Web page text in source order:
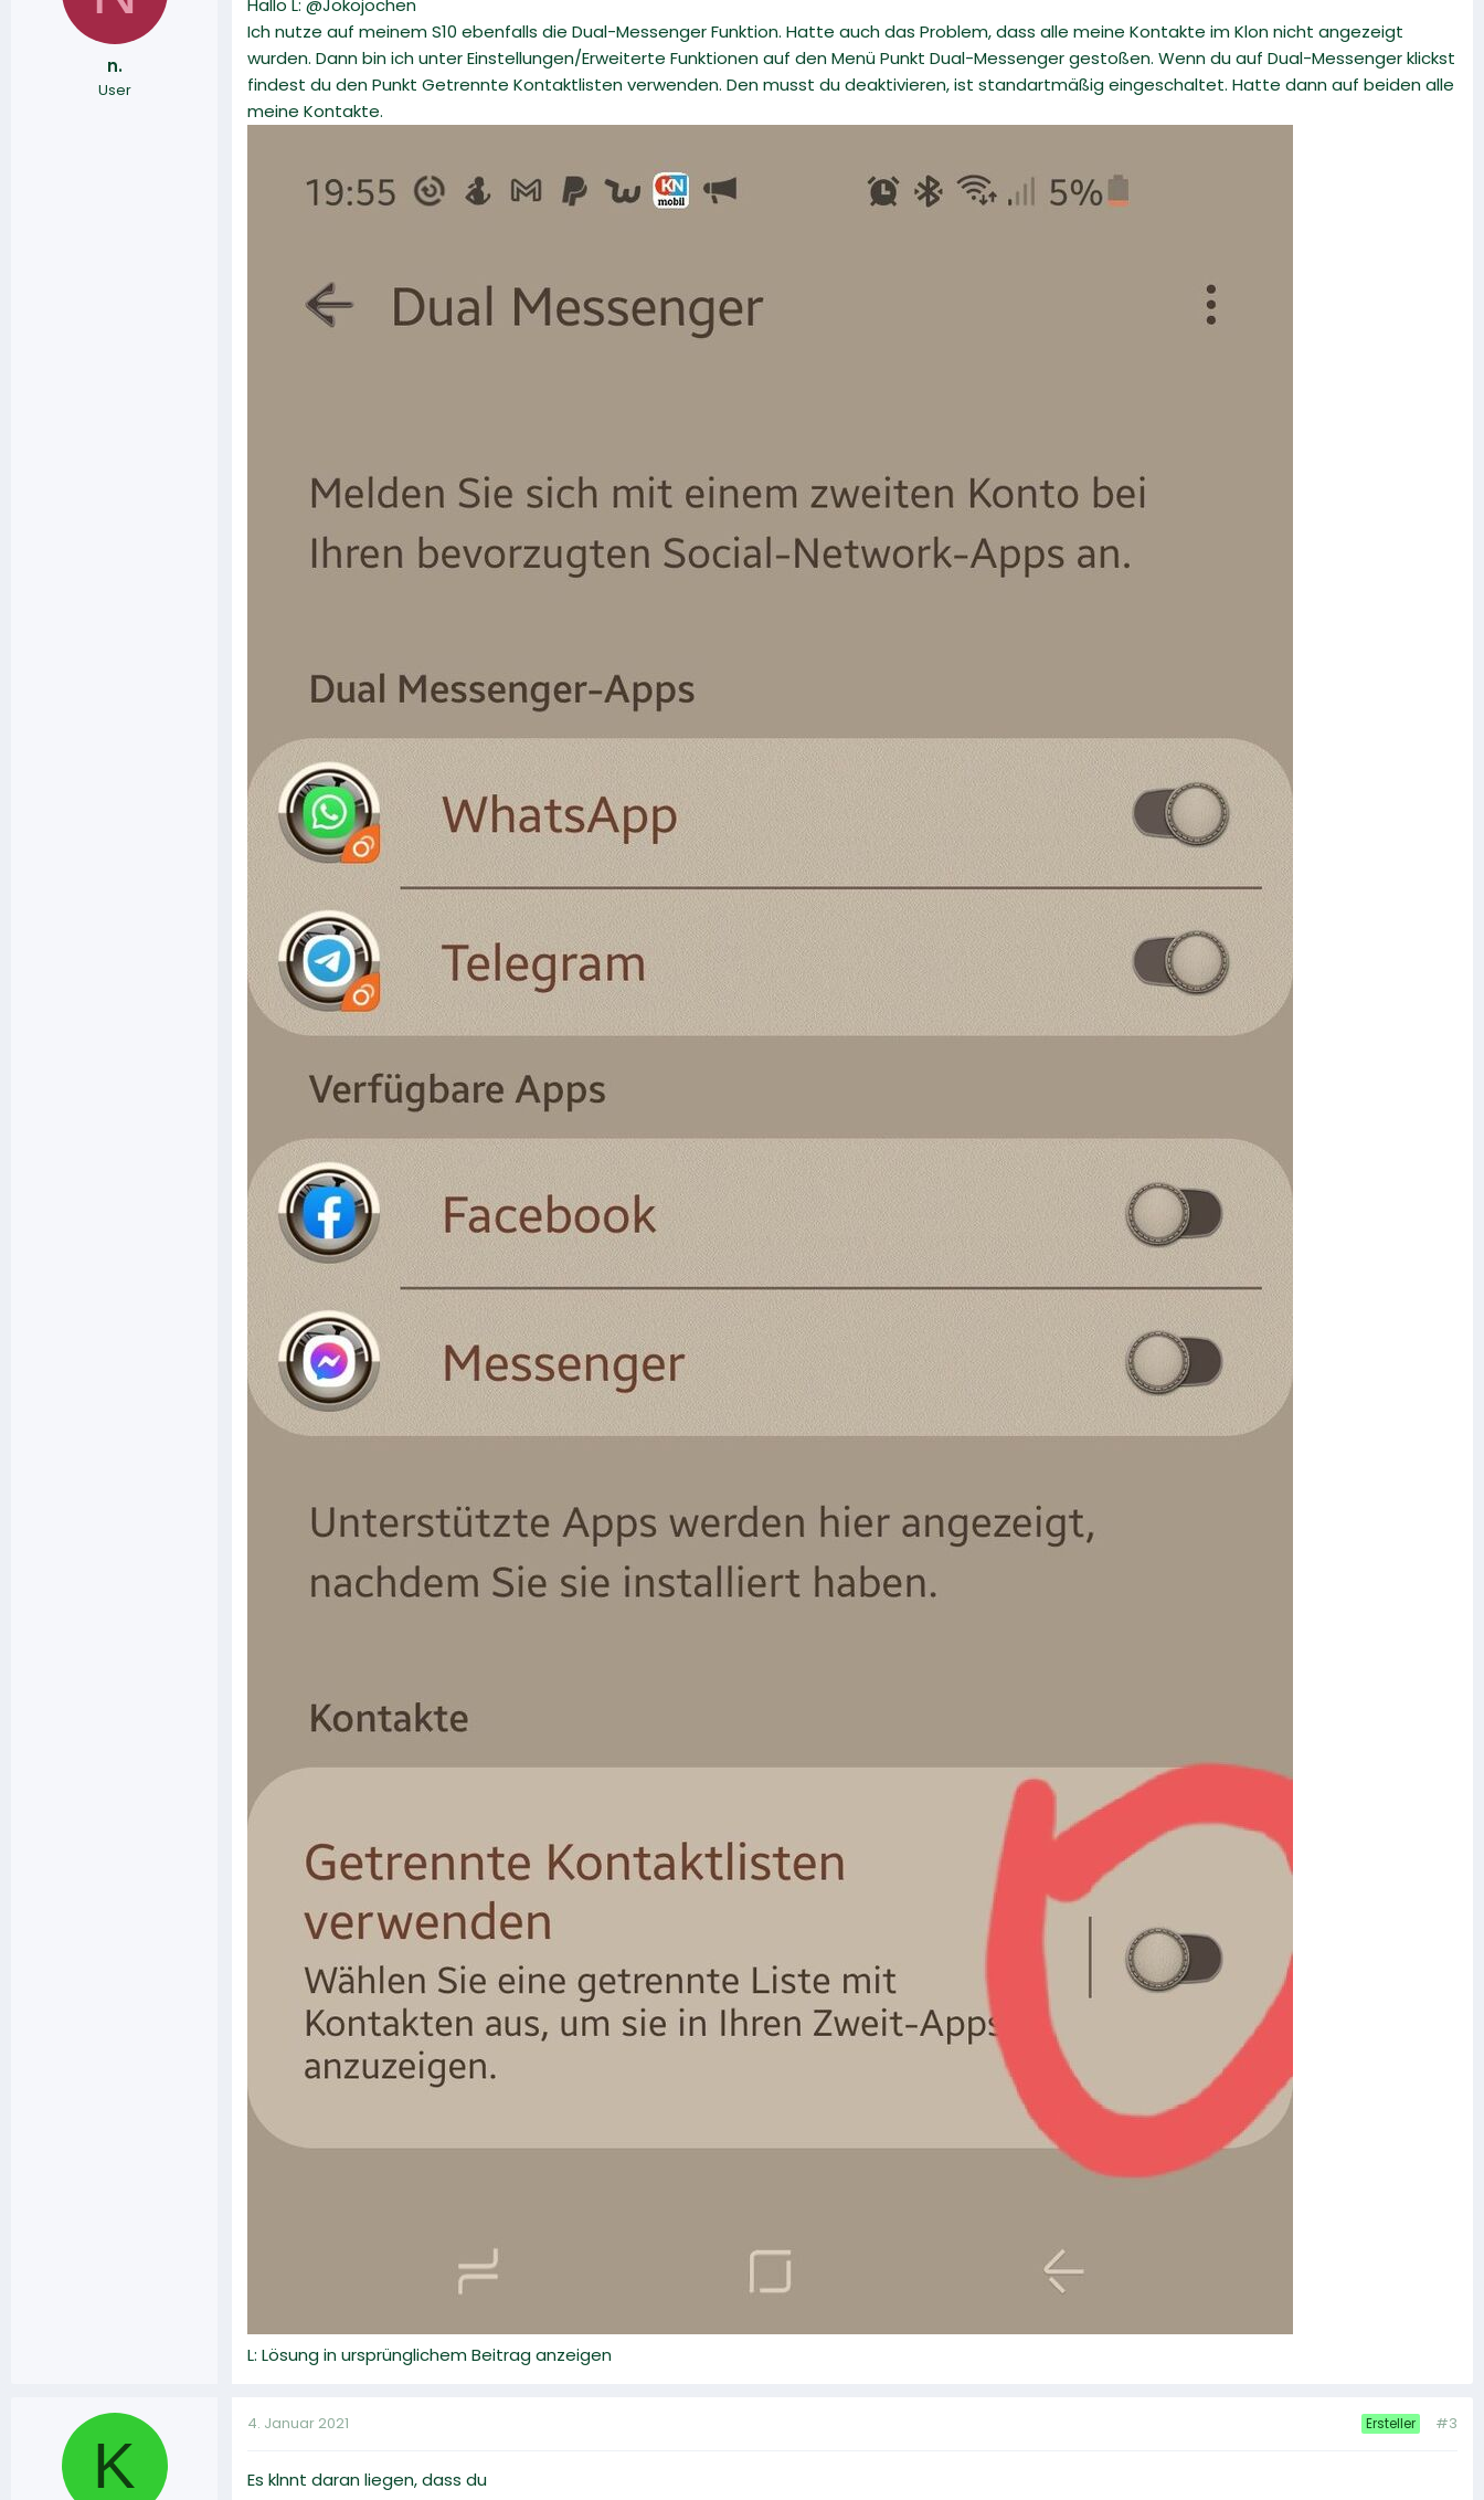
n.
User
Hallo L: @Jokojochen
Ich nutze auf meinem S10 ebenfalls die Dual-Messenger Funktion. Hatte auch das Problem, dass alle meine Kontakte im Klon nicht angezeigt
wurden. Dann bin ich unter Einstellungen/Erweiterte Funktionen auf den Menü Punkt Dual-Messenger gestoßen. Wenn du auf Dual-Messenger klickst
findest du den Punkt Getrennte Kontaktlisten verwenden. Den musst du deaktivieren, ist standartmäßig eingeschaltet. Hatte dann auf beiden alle
meine Kontakte.
L: Lösung in ursprünglichem Beitrag anzeigen
K
4. Januar 2021 Ersteller #3
Es klnnt daran liegen, dass du